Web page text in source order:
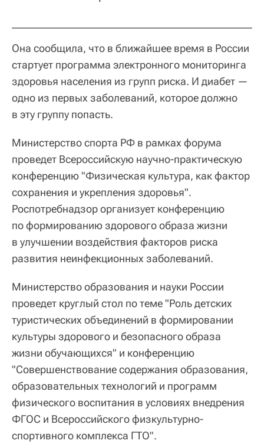
Она сообщила, что в ближайшее время в России
стартует программа электронного мониторинга
здоровья населения из групп риска. И диабет —
одно из первых заболеваний, которое должно
в эту группу попасть.
Министерство спорта РФ в рамках форума
проведет Всероссийскую научно-практическую
конференцию "Физическая культура, как фактор
сохранения и укрепления здоровья".
Роспотребнадзор организует конференцию
по формированию здорового образа жизни
в улучшении воздействия факторов риска
развития неинфекционных заболеваний.
Министерство образования и науки России
проведет круглый стол по теме "Роль детских
туристических объединений в формировании
культуры здорового и безопасного образа
жизни обучающихся" и конференцию
"Совершенствование содержания образования,
образовательных технологий и программ
физического воспитания в условиях внедрения
ФГОС и Всероссийского физкультурно-
спортивного комплекса ГТО".